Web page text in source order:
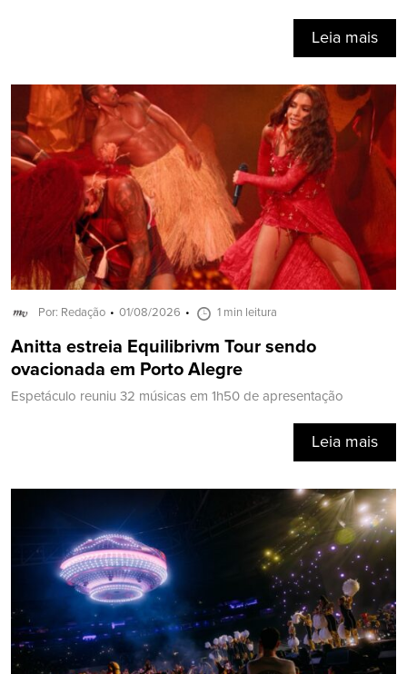
Leia mais
Por: Redação 01/08/2026 1 min leitura
Anitta estreia Equilibrivm Tour sendo
ovacionada em Porto Alegre
Espetáculo reuniu 32 músicas em 1h50 de apresentação
Leia mais